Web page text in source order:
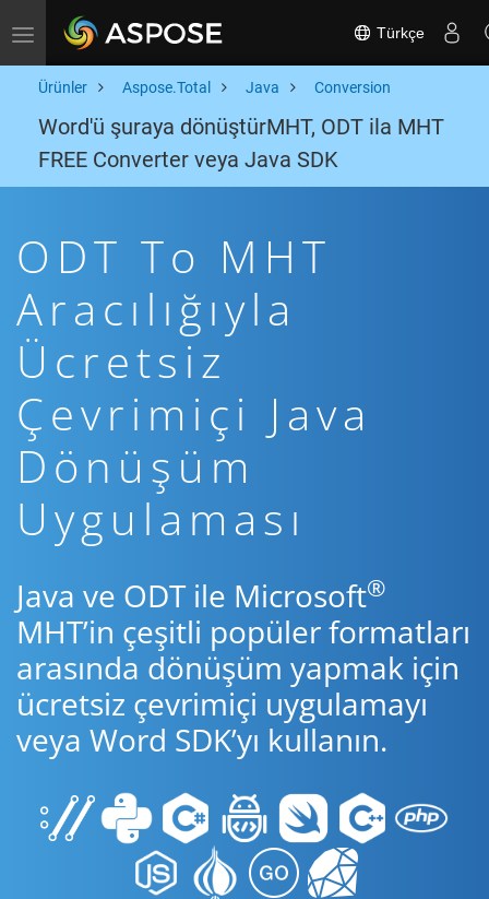
Toggle navigation Türkçe
Ürünler Aspose.Total Java Conversion
Word'ü şuraya dönüştürMHT, ODT ila MHT
FREE Converter veya Java SDK
ODT To MHT
Aracılığıyla
Ücretsiz
Çevrimiçi Java
Dönüşüm
Uygulaması
Java ve ODT ile Microsoft®
MHT’in çeşitli popüler formatları
arasında dönüşüm yapmak için
ücretsiz çevrimiçi uygulamayı
veya Word SDK’yı kullanın.